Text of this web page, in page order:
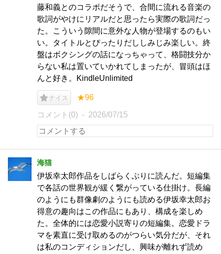
藤和義とのコラボだそうで、合間に流れる音楽の
歌詞がやけにリアルだと思ったら実際の歌詞だっ
た。こういう隙間に意外な人物が登場するのもい
い。タイトルとぴったりだししみじみ楽しい。終
盤はボクシングの話になっちゃって、格闘技分か
らない私は置いていかれてしまったが、冒頭はほ
んと好き。KindleUnlimited
ナイス ★96
コメント(0) 2026/07/15
海猫
伊坂幸太郎作品をしばらくぶりに読んだ。短編集
で各話の世界観が緩く繋がっている仕掛け。長編
のようにも群像劇のようにも読める伊坂幸太郎お
得意の趣向はこの作品にもあり、構成を楽しめ
た。全体的には恋愛小説寄りの短編集。恋愛ドラ
マを素直に受け取めるのがつらい気分だが、それ
は私のコンディションだし、興味が離れず読め